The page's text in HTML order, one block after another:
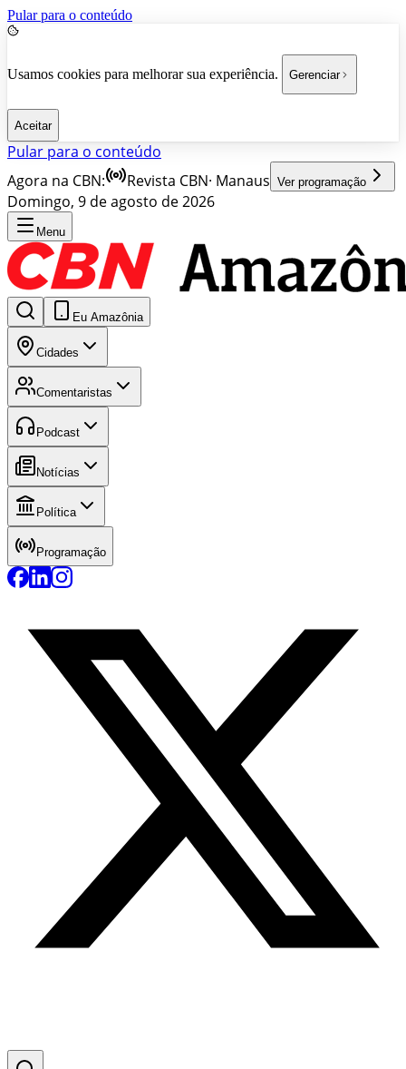
Pular para o conteúdo
Usamos cookies para melhorar sua experiência. Gerenciar
Aceitar
Pular para o conteúdo
Agora na CBN:
Revista CBN· Manaus Ver programação
Domingo, 9 de agosto de 2026
Menu
Eu Amazônia
Cidades
Comentaristas
Podcast
Notícias
Política
Programação